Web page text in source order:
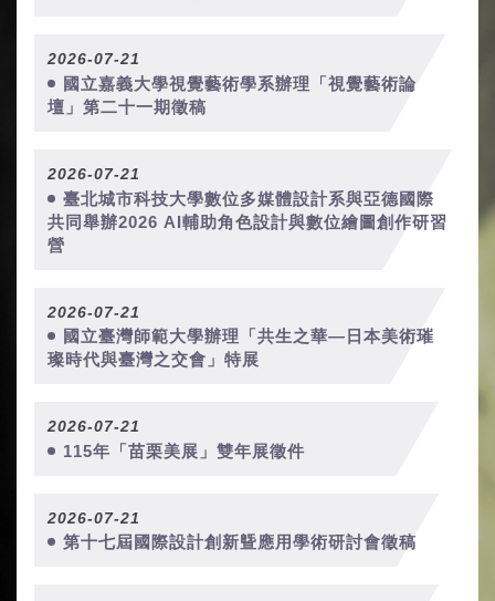
2026-07-21
國立嘉義大學視覺藝術學系辦理「視覺藝術論
壇」第二十一期徵稿
2026-07-21
臺北城市科技大學數位多媒體設計系與亞德國際
共同舉辦2026 AI輔助角色設計與數位繪圖創作研習
營
2026-07-21
國立臺灣師範大學辦理「共生之華—日本美術璀
璨時代與臺灣之交會」特展
2026-07-21
115年「苗栗美展」雙年展徵件
2026-07-21
第十七屆國際設計創新曁應用學術研討會徵稿